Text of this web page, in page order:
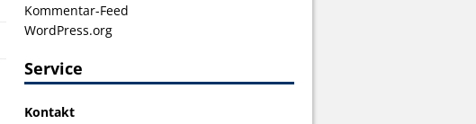
Kommentar-Feed
WordPress.org
Service
Kontakt